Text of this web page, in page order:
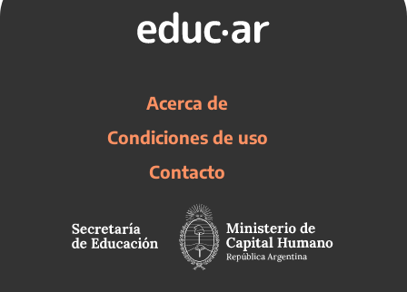
Acerca de
Condiciones de uso
Contacto